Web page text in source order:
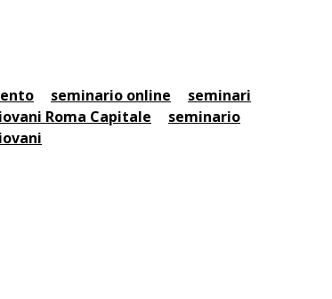
seminario online
seminari
Roma Capitale
seminario